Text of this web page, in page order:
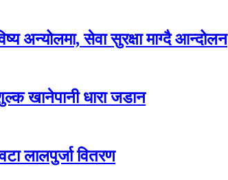
अन्योलमा, सेवा सुरक्षा माग्दै आन्दोलन
खानेपानी धारा जडान
लालपुर्जा वितरण